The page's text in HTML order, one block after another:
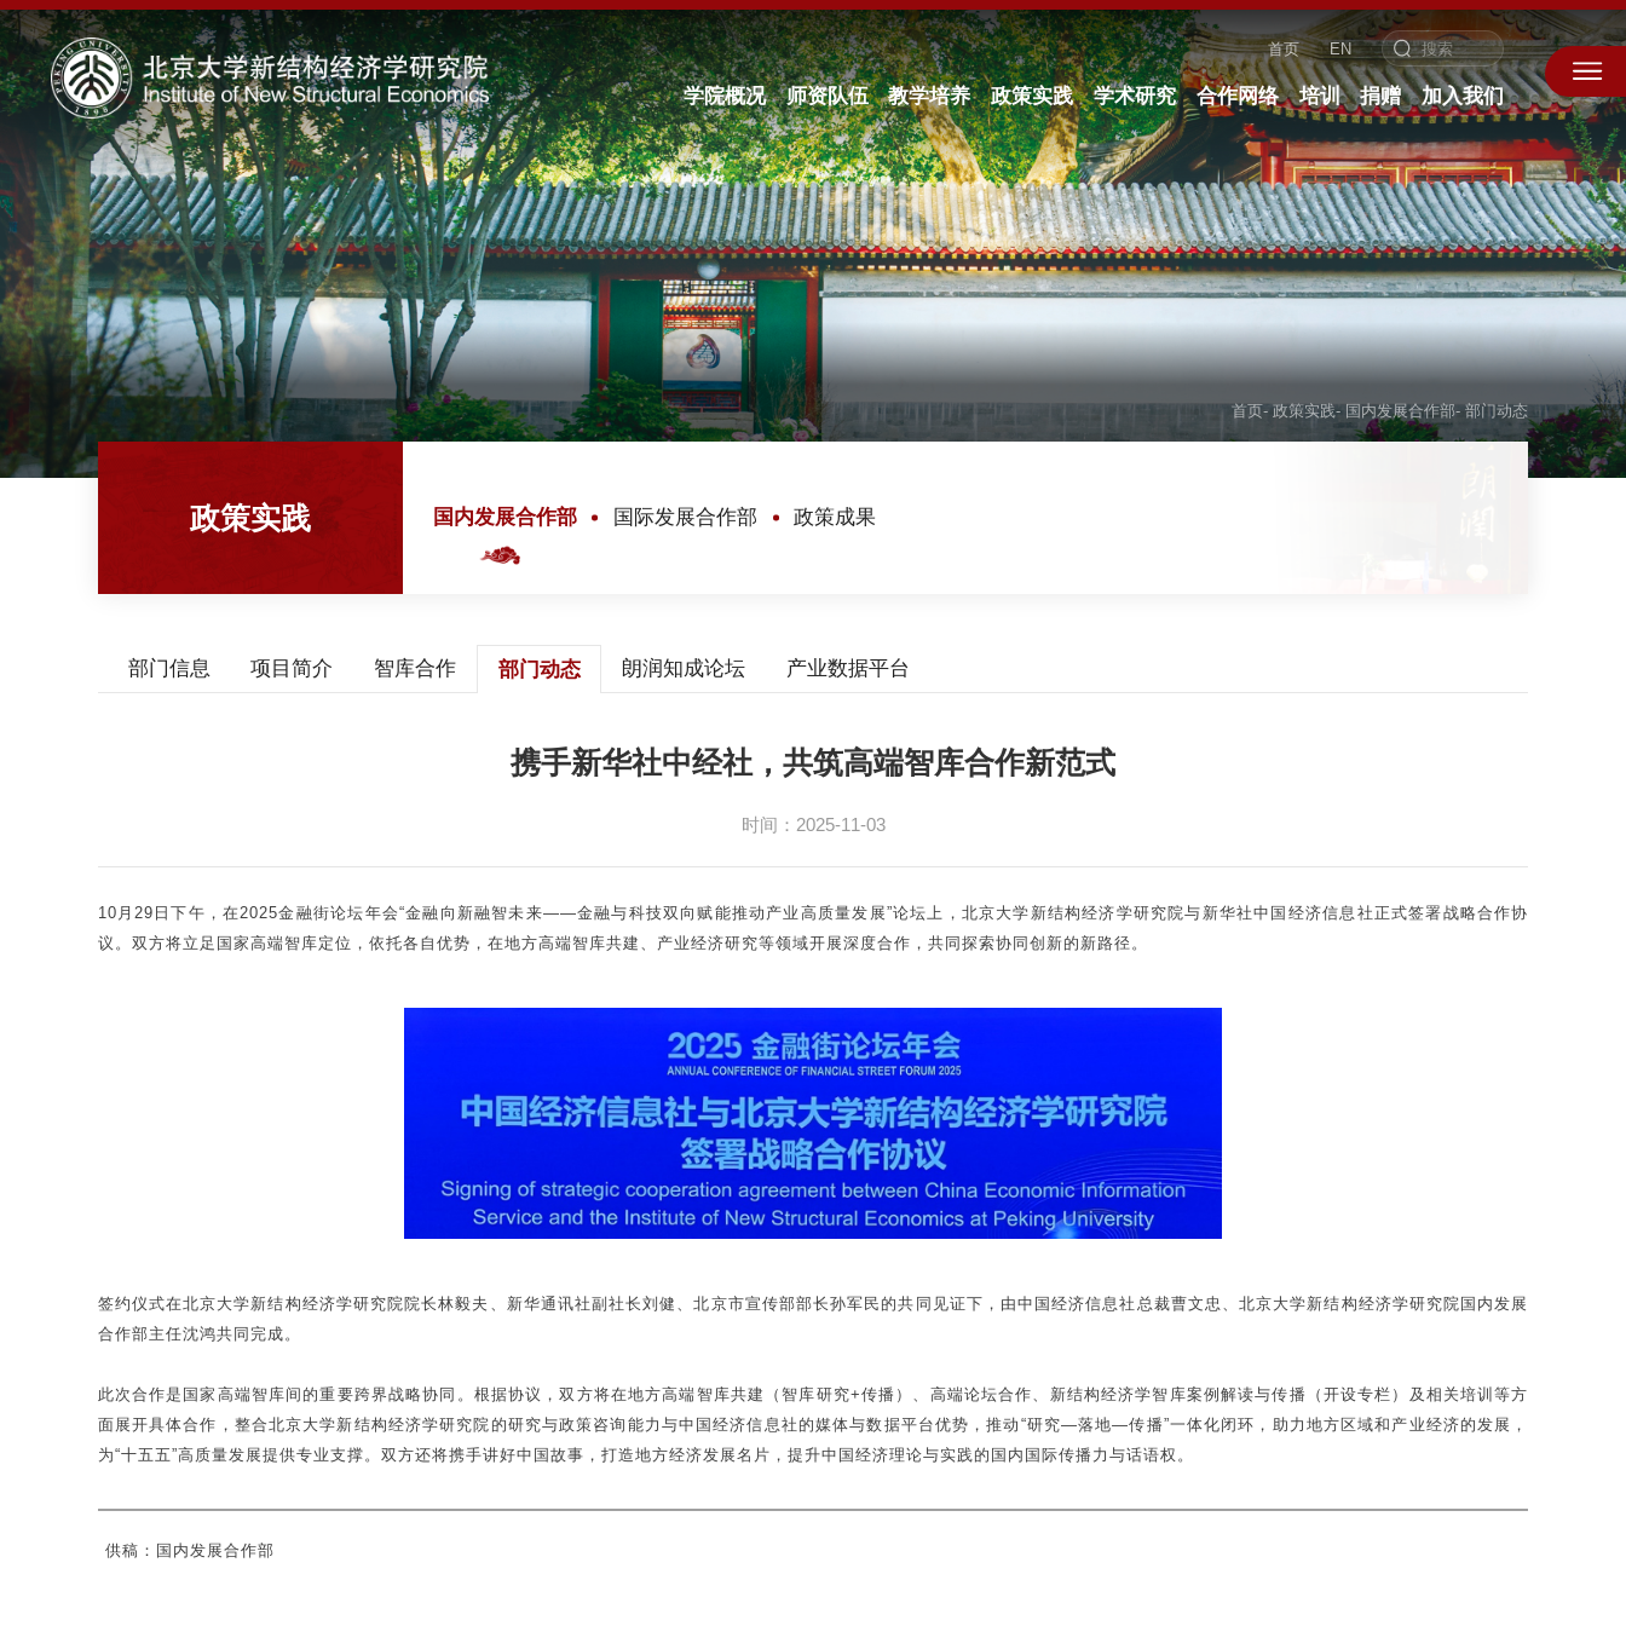
首页 EN
学院概况 师资队伍 教学培养 政策实践 学术研究 合作网络 培训 捐赠 加入我们
首页- 政策实践- 国内发展合作部- 部门动态
政策实践 国内发展合作部 国际发展合作部 政策成果
部门信息 项目简介 智库合作 部门动态 朗润知成论坛 产业数据平台
携手新华社中经社，共筑高端智库合作新范式
时间：2025-11-03
10月29日下午，在2025金融街论坛年会“金融向新融智未来——金融与科技双向赋能推动产业高质量发展”论坛上，北京大学新结构经济学研究院与新华社中国经济信息社正式签署战略合作协
议。双方将立足国家高端智库定位，依托各自优势，在地方高端智库共建、产业经济研究等领域开展深度合作，共同探索协同创新的新路径。
签约仪式在北京大学新结构经济学研究院院长林毅夫、新华通讯社副社长刘健、北京市宣传部部长孙军民的共同见证下，由中国经济信息社总裁曹文忠、北京大学新结构经济学研究院国内发展
合作部主任沈鸿共同完成。
此次合作是国家高端智库间的重要跨界战略协同。根据协议，双方将在地方高端智库共建（智库研究+传播）、高端论坛合作、新结构经济学智库案例解读与传播（开设专栏）及相关培训等方
面展开具体合作，整合北京大学新结构经济学研究院的研究与政策咨询能力与中国经济信息社的媒体与数据平台优势，推动“研究—落地—传播”一体化闭环，助力地方区域和产业经济的发展，
为“十五五”高质量发展提供专业支撑。双方还将携手讲好中国故事，打造地方经济发展名片，提升中国经济理论与实践的国内国际传播力与话语权。
供稿：国内发展合作部